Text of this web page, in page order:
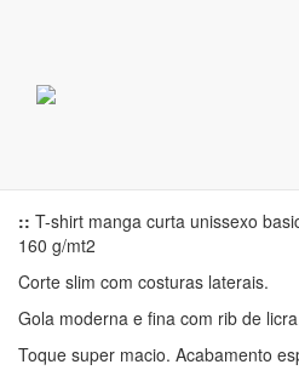
T-Shirt Básica
:: T-shirt manga curta unissexo
160 g/mt2
Corte slim com costuras laterais.
Gola moderna e fina com rib de
Toque super macio. Acabamento